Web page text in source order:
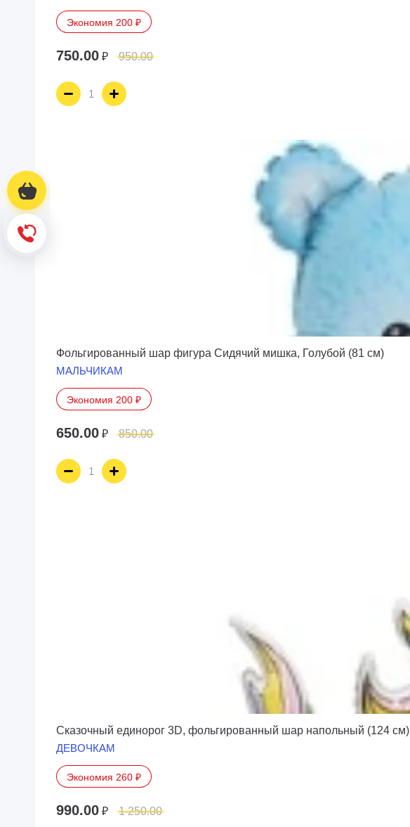
Экономия 200 ₽
750.00 ₽ 950.00
Фольгированный шар фигура Сидячий мишка, Голубой (81 см)
МАЛЬЧИКАМ
Экономия 200 ₽
650.00 ₽ 850.00
Сказочный единорог 3D, фольгированный шар напольный (124 см)
ДЕВОЧКАМ
Экономия 260 ₽
990.00 ₽ 1 250.00